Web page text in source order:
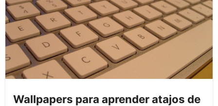
Wallpapers para aprender atajos de